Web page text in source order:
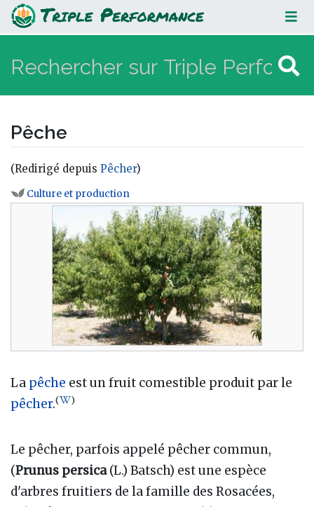
Pêche
Pêche
(Redirigé depuis Pêcher)
Aller à :navigation,rechercher
Culture et production
La pêche est un fruit comestible produit par le
pêcher.( )
Le pêcher, parfois appelé pêcher commun,
(Prunus persica(L.) Batsch) est une espèce
d'arbres fruitiers de la famille des Rosacées,